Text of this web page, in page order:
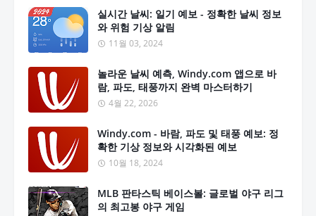
실시간 날씨: 일기 예보 - 정확한 날씨 정보
와 위험 기상 알림
11월 03, 2024
놀라운 날씨 예측, Windy.com 앱으로 바
람, 파도, 태풍까지 완벽 마스터하기
4월 22, 2026
Windy.com - 바람, 파도 및 태풍 예보: 정
확한 기상 정보와 시각화된 예보
10월 18, 2024
MLB 판타스틱 베이스볼: 글로벌 야구 리그
의 최고봉 야구 게임